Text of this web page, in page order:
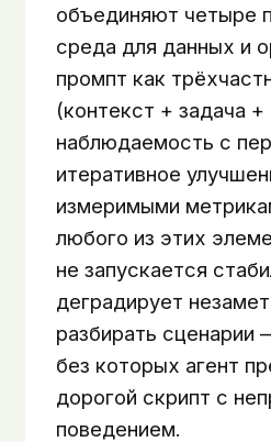
объединяют четыре
среда для данных и
промпт как
(контекст + задача
наблюдаемость с
итеративное
измеримыми
любого из этих
не запускается
деградирует
разбирать сценарии
без которых агент
дорогой скрипт с
поведением.